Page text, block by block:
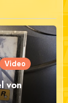
Video
von